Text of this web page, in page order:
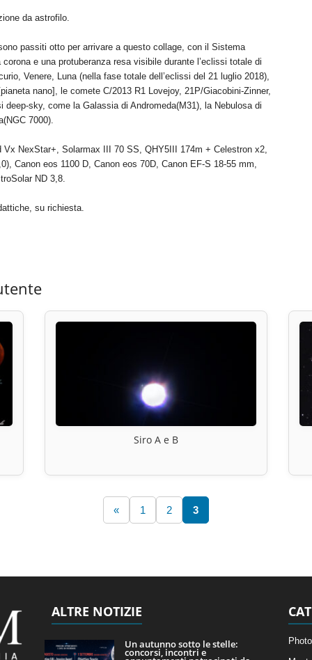
da astrofilo.
passiti otto per arrivare a questo collage, con il Sistema
e una protuberanza resa visibile durante l’eclissi totale di
Venere, Luna (nella fase totale dell’eclissi del 21 luglio 2018),
nano], le comete C/2013 R1 Lovejoy, 21P/Giacobini-Zinner,
sky, come la Galassia di Andromeda(M31), la Nebulosa di
7000).
NexStar+, Solarmax III 70 SS, QHY5III 174m + Celestron x2,
Canon eos 1100 D, Canon eos 70D, Canon EF-S 18-55 mm,
ND 3,8.
su richiesta.
Siro A e B
« 1 2 3
ALTRE NOTIZIE
Un autunno sotto le stelle:
concorsi, incontri e